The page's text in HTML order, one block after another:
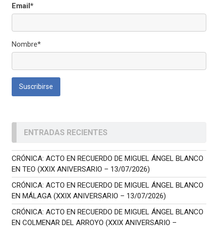
Email*
Nombre*
ENTRADAS RECIENTES
CRÓNICA: ACTO EN RECUERDO DE MIGUEL ÁNGEL BLANCO
EN TEO (XXIX ANIVERSARIO – 13/07/2026)
CRÓNICA: ACTO EN RECUERDO DE MIGUEL ÁNGEL BLANCO
EN MÁLAGA (XXIX ANIVERSARIO – 13/07/2026)
CRÓNICA: ACTO EN RECUERDO DE MIGUEL ÁNGEL BLANCO
EN COLMENAR DEL ARROYO (XXIX ANIVERSARIO –